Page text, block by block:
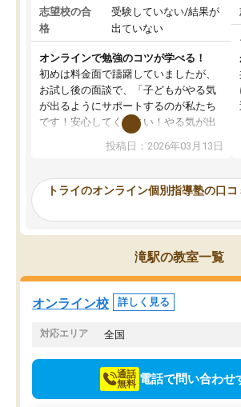
志望校の合
格
受験していない/結果が
出ていない
オンラインで勉強のコツが学べる！
初めは料金面で躊躇していましたが、
お試し後の面談で、「子どもがやる気
が出るようにサポートするのが私たち
です！安心してください！やる気が出
ないのは私たち講師の責任です」と言
ってくださり、確かに！と考えて、思
ったんですが、学生の先生から学ぶこ
み、徐々に成績が上がったらいいなと
思っていました。何が今足りないのか
を的確に指導いただき、子どももびっ
くりするほど楽しんでやる気を持って
塾を受けています。狙い通り、少しず
つ成績も上がり、苦手意識も無くなっ
てきたので、さらに苦手な数学も追加
でお願いしました。来年の高校受験に
投稿日：2026年03月13日
トライのオンライン個別指導塾の口
滝駅の教室一覧
オンライン校 詳しく見る
対応エリア 全国
通話
無料 電話で問い合わせ